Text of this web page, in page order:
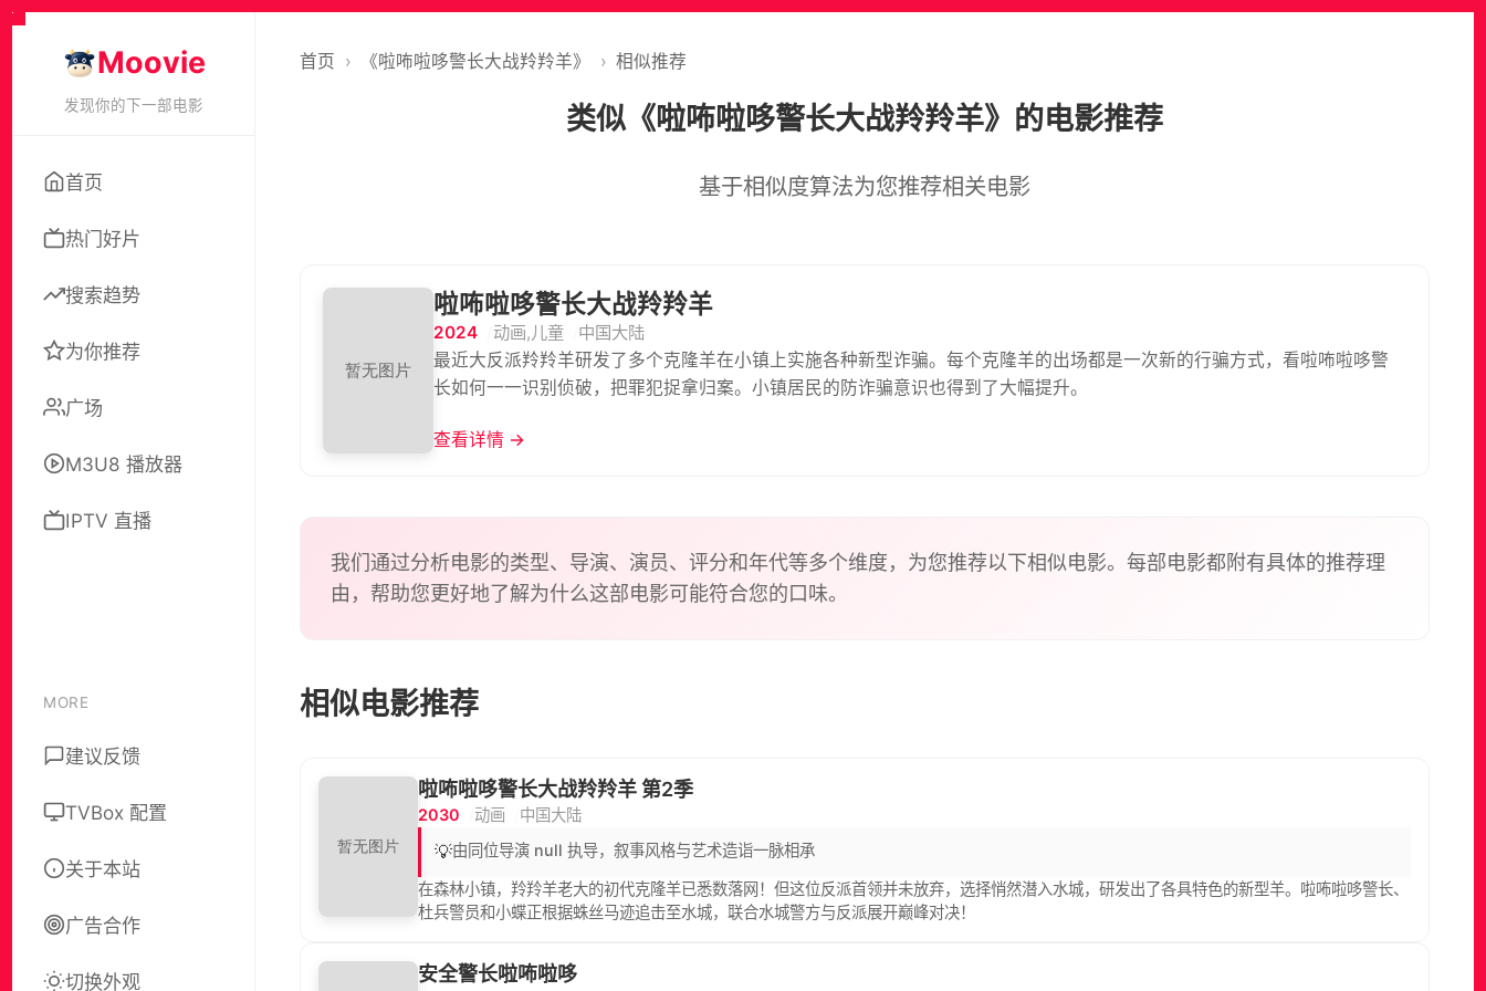
Moovie
发现你的下一部电影
首页
热门好片
搜索趋势
为你推荐
广场
M3U8 播放器
IPTV 直播
MORE
建议反馈
TVBox 配置
关于本站
广告合作
切换外观
首页 › 《啦咘啦哆警长大战羚羚羊》 › 相似推荐
类似《啦咘啦哆警长大战羚羚羊》的电影推荐
基于相似度算法为您推荐相关电影
啦咘啦哆警长大战羚羚羊
2024 动画,儿童
中国大陆
最近大反派羚羚羊研发了多个克隆羊在小镇上实施各种新型诈骗。每个克隆羊的出场都是一次新的行骗方式，看啦咘啦哆警
长如何一一识别侦破，把罪犯捉拿归案。小镇居民的防诈骗意识也得到了大幅提升。
查看详情 →
我们通过分析电影的类型、导演、演员、评分和年代等多个维度，为您推荐以下相似电影。每部电影都附有具体的推荐理
由，帮助您更好地了解为什么这部电影可能符合您的口味。
相似电影推荐
啦咘啦哆警长大战羚羚羊 第2季
2030 动画 中国大陆
💡由同位导演 null 执导，叙事风格与艺术造诣一脉相承
在森林小镇，羚羚羊老大的初代克隆羊已悉数落网！但这位反派首领并未放弃，选择悄然潜入水城，研发出了各具特色的新型羊。啦咘啦哆警长、
杜兵警员和小蝶正根据蛛丝马迹追击至水城，联合水城警方与反派展开巅峰对决！
安全警长啦咘啦哆